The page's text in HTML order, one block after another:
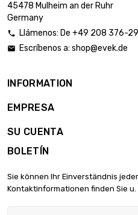
45478 Mulheim an der Ruhr
Germany
 Llámenos: De +49 208 376-
 Escríbenos a: shop@evek.de
INFORMATION
EMPRESA
SU CUENTA
BOLETÍN
Sie können Ihr Einverständnis
Kontaktinformationen finden Sie